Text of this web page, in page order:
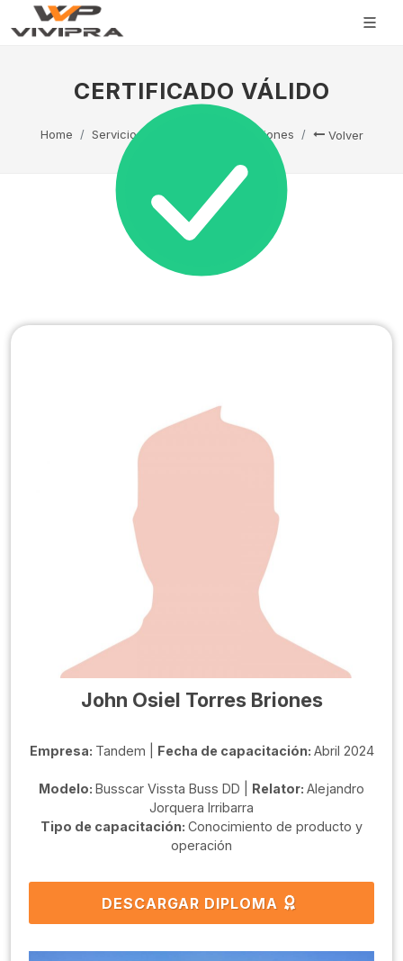
CERTIFICADO VÁLIDO
Home Servicio Técnico Capacitaciones Volver
John Osiel Torres Briones
Empresa: Tandem | Fecha de capacitación: Abril 2024
Modelo: Busscar Vissta Buss DD | Relator: Alejandro
Jorquera Irribarra
Tipo de capacitación: Conocimiento de producto y
operación
DESCARGAR DIPLOMA